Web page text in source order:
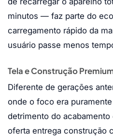
minutos — faz parte do
carregamento rápido da
usuário passe menos
Tela e Construção
Diferente de gerações
onde o foco era
detrimento do
oferta entrega construção